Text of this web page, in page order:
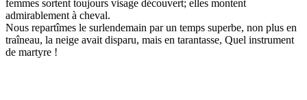
femmes sortent toujours visage découvert; elles montent
admirablement à cheval.
Nous repartîmes le surlendemain par un temps superbe, non plus en
traîneau, la neige avait disparu, mais en tarantasse, Quel instrument
de martyre !